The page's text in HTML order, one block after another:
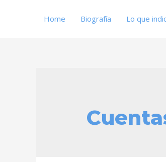
Home Biografía Lo que